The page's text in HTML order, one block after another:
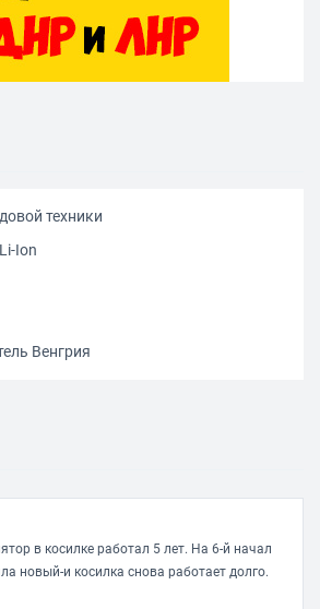
техники
Ion
Венгрия
в косилке работал 5 лет. На 6-й начал
новый-и косилка снова работает долго.